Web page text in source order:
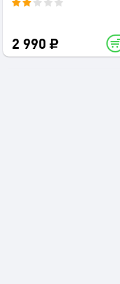
2 990